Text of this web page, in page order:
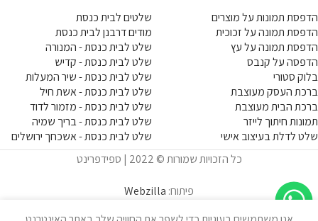
הדפסת תמונות על מוצרים
הדפסת תמונה על זכוכית
הדפסת תמונה על עץ
הדפסה על קנבס
בלוק סטורי
ברכת העסק מעוצבת
ברכת הבית מעוצבת
תמונות חיתוך לייזר
שלט לדלת בעיצוב אישי
שלטים לבית כנסת
מודים דרבנן לבית כנסת
שלט לבית כנסת - המנורה
שלט לבית כנסת - קדיש
שלט לבית כנסת - שיר המעלות
שלט לבית כנסת - אשת חיל
שלט לבית כנסת - מזמור לדוד
שלט לבית כנסת - בריך שמיה
שלט לבית כנסת - אשכחך ירושלים
כל הזכויות שמורות © 2022 | ספידפרינט
פיתוח: Webzilla